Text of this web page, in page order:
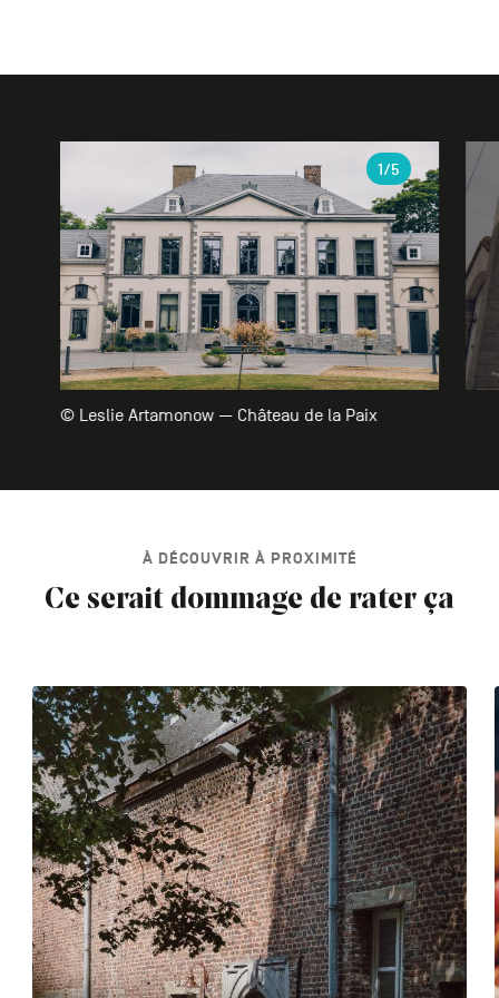
© Leslie Artamonow — Château de la Paix
1/5
À DÉCOUVRIR À PROXIMITÉ
Ce serait dommage de rater ça